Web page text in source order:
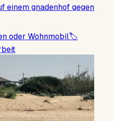
einem gnadenhof gegen
oder Wohnmobil🏷